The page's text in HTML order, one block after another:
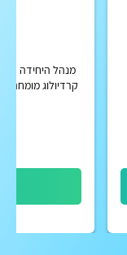
מנהל היחידה
קרדיולוג מומחה